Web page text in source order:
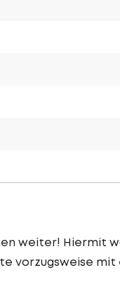
weiter! Hiermit
vorzugsweise mit